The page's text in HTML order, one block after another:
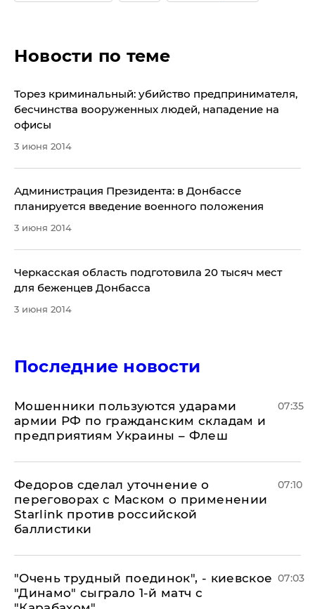
Новости по теме
​Торез криминальный: убийство предпринимателя,
бесчинства вооруженных людей, нападение на
офисы
3 июня 2014
Администрация Президента: в Донбассе
планируется введение военного положения
3 июня 2014
​Черкасская область подготовила 20 тысяч мест
для беженцев Донбасса
3 июня 2014
Последние новости
Мошенники пользуются ударами
армии РФ по гражданским складам и
предприятиям Украины – Флеш
07:35
Федоров сделал уточнение о
переговорах с Маском о применении
Starlink против российской
баллистики
07:10
"Очень трудный поединок", - киевское
"Динамо" сыграло 1-й матч с
07:03